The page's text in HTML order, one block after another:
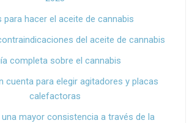
para hacer el aceite de cannabis
del aceite de cannabis
completa sobre el cannabis
cuenta para elegir agitadores y placas
calefactoras
una mayor consistencia a través de la